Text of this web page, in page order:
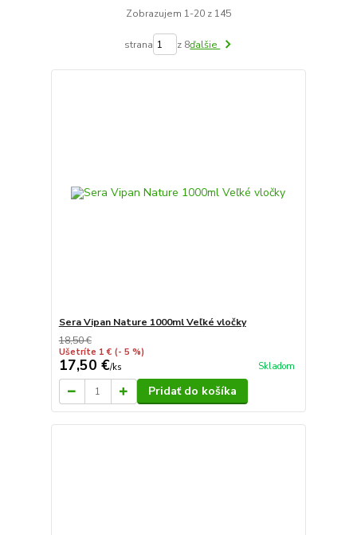
Zobrazujem 1-20 z 145
strana z 8ďalšie
Sera Vipan Nature 1000ml Veľké vločky
18,50 €
Ušetríte 1 € (- 5 %)
17,50 €/ks Skladom
Pridať do košíka